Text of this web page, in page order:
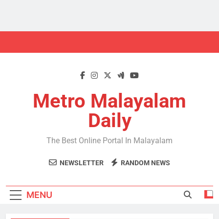
Metro Malayalam
Daily
The Best Online Portal In Malayalam
NEWSLETTER RANDOM NEWS
MENU